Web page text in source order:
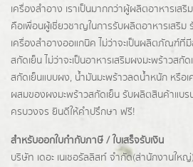
เครื่องสำอาง เราเป็นมากกว่าผู้ผลิตอาหารเสริม
คือเพื่อนผู้เชี่ยวชาญในการรับผลิตอาหารเสริ
เครื่องสำอางออแกนิค ไม่ว่าจะเป็นผลิตภัณฑ์ที่
สกัดเย็น ไม่ว่าจะเป็นอาหารเสริมผงมะพร้าวส
สกัดเย็นแบบผง, น้ำมันมะพร้าวลดน้ำหนัก หรือ
ผสมของผงมะพร้าวสกัดเย็น รับผลิตสินค้าแบร
ครบวงจร ยินดีให้คำปรึกษา ฟรี!
สำหรับออกใบกำกับภาษี / ใบเสร็จรับเงิน
บริษัท เดอะ เนเชอรัลลิสท์ จำกัด(ส่านักงานใหญ่)